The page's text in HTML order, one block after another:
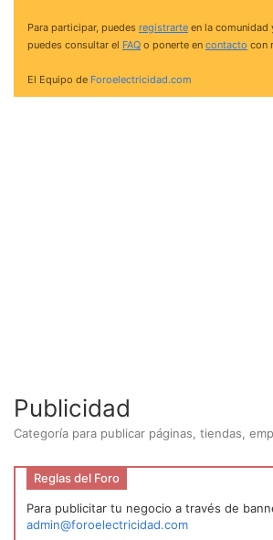
Para participar, puedes registrarte en la
puedes consultar el FAQ o ponerte en contacto con
El Equipo de Foroelectricidad.com
Publicidad
Categoría para publicar páginas, tiendas,
Reglas del Foro
Para publicitar tu negocio a través de
admin@foroelectricidad.com